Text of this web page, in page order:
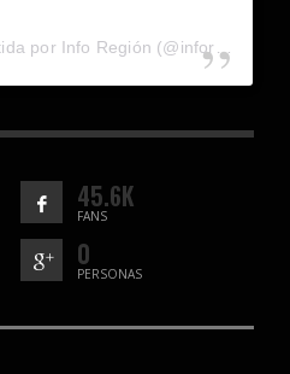
Una publicación compartida por Info Región (@inforegion_redes)
45.6K
FANS
0
PERSONAS